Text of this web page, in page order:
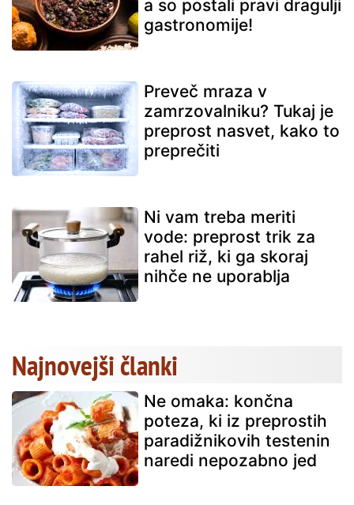
a so postali pravi dragulji
gastronomije!
Preveč mraza v
zamrzovalniku? Tukaj je
preprost nasvet, kako to
preprečiti
Ni vam treba meriti
vode: preprost trik za
rahel riž, ki ga skoraj
nihče ne uporablja
Najnovejši članki
Ne omaka: končna
poteza, ki iz preprostih
paradižnikovih testenin
naredi nepozabno jed